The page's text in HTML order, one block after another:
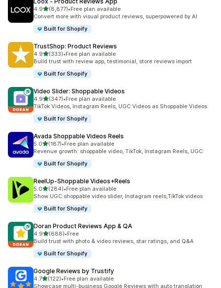
4.9เต็ม 5 ดาว
(8,877)
ทั้งหมด 8877 รีวิว
•Free plan available
Convert more with visual product reviews, superpowered by AI
Built for Shopify
TrustShop: Product Reviews
4.9เต็ม 5 ดาว
(333)
ทั้งหมด 333 รีวิว
•Free plan available
Build trust with review app, testimonial, store reviews import
Built for Shopify
Video Slider: Shoppable Videos
4.9เต็ม 5 ดาว
(347)
ทั้งหมด 347 รีวิว
•Free plan available
TikTok Videos, Instagram Reels, UGC Videos as Shoppable Videos
Built for Shopify
Avada Shoppable Videos Reels
5.0เต็ม 5 ดาว
(187)
ทั้งหมด 187 รีวิว
•Free plan available
Revenue growth: shoppable video, TikTok, Instagram Reels, UGC
Built for Shopify
ReelUp‑Shoppable Videos+Reels
5.0เต็ม 5 ดาว
(284)
ทั้งหมด 284 รีวิว
•Free plan available
Show UGC shoppable video slider, Instagram reels,TikTok videos
Built for Shopify
Doran Product Reviews App & QA
4.9เต็ม 5 ดาว
(688)
ทั้งหมด 688 รีวิว
•Free
Build trust with photo & video reviews, star ratings, and Q&A
Built for Shopify
Google Reviews by Trustify
4.7เต็ม 5 ดาว
(122)
ทั้งหมด 122 รีวิว
•Free plan available
Showcase multi-business Google Reviews with auto translation